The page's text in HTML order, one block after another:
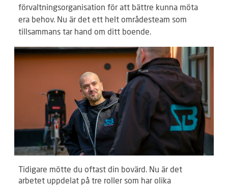
förvaltningsorganisation för att bättre kunna möta
era behov. Nu är det ett helt områdesteam som
tillsammans tar hand om ditt boende.
Tidigare mötte du oftast din bovärd. Nu är det
arbetet uppdelat på tre roller som har olika